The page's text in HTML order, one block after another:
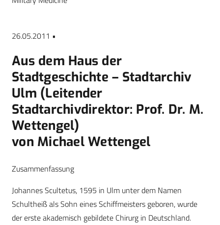
26.05.2011 •
Aus dem Haus der
Stadtgeschichte – Stadtarchiv
Ulm (Leitender
Stadtarchivdirektor: Prof. Dr. M.
Wettengel)
von Michael Wettengel
Zusammenfassung
Johannes Scultetus, 1595 in Ulm unter dem Namen
Schultheiß als Sohn eines Schiffmeisters geboren, wurde
der erste akademisch gebildete Chirurg in Deutschland.